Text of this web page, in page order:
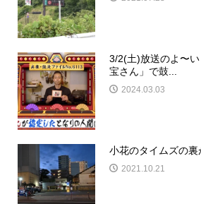
3/2(土)放送のよ〜
宝さん」で鼓...
2024.03.03
小花のタイムズの裏
2021.10.21